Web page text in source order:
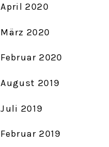
April 2020
März 2020
Februar 2020
August 2019
Juli 2019
Februar 2019